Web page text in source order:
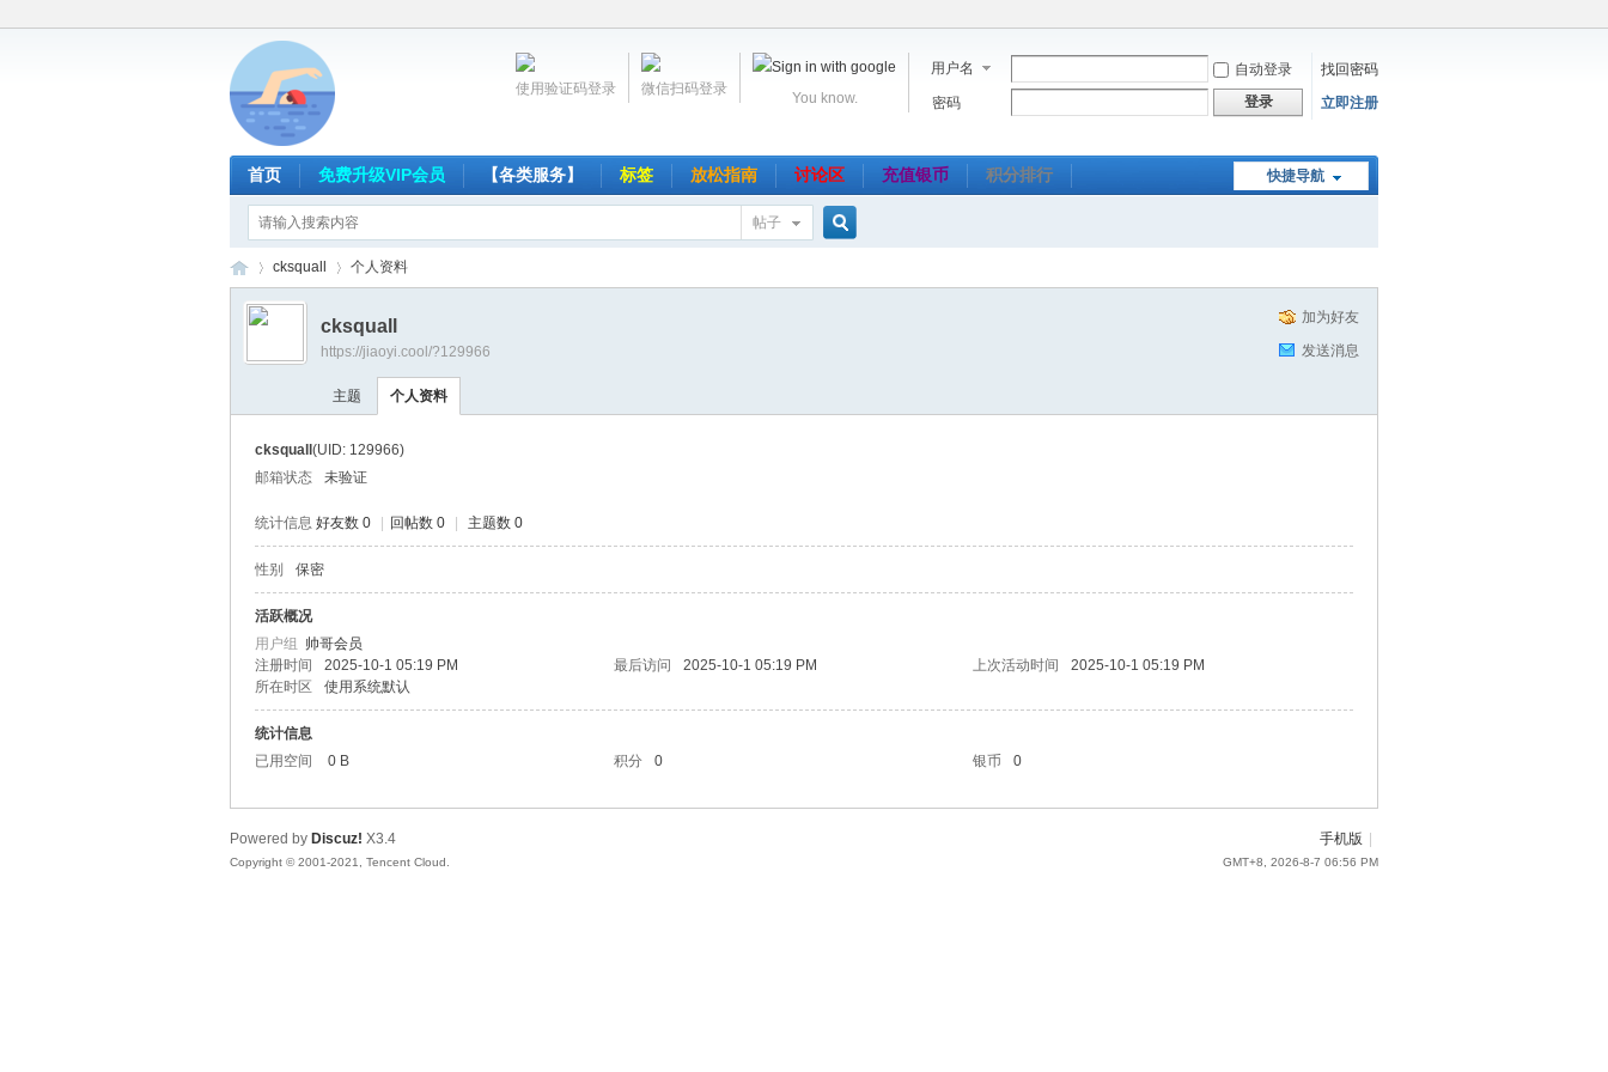
用户名 自动登录
找回密码
密码
登录 立即注册
You know.
微信扫码登录
使用验证码登录
快捷导航
首页 免费升级VIP会员 【各类服务】 标签 放松指南 讨论区 充值银币 积分排行
帖子
网
›
cksquall 个人资料
加为好友
发送消息
cksquall
https://jiaoyi.cool/?129966
主题 个人资料
cksquall (UID: 129966)
邮箱状态
未验证
统计信息 好友数 0 回帖数 0 主题数 0
性别 保密
活跃概况
用户组 帅哥会员
注册时间
2025-10-1 05:19 PM 最后访问 2025-10-1 05:19 PM 上次活动时间
2025-10-1 05:19 PM
所在时区
使用系统默认
统计信息
已用空间
0 B 积分 0 银币 0
手机版
GMT+8, 2026-8-7 06:56 PM
Powered by Discuz! X3.4
Copyright © 2001-2021, Tencent Cloud.